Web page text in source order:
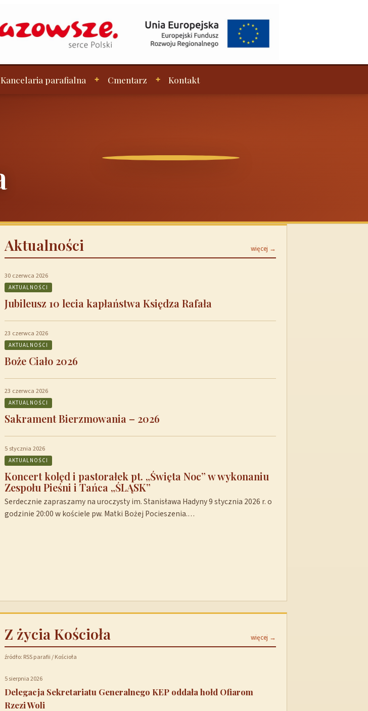
Kancelaria parafialna Cmentarz Kontakt
Aktualności więcej →
30 czerwca 2026
AKTUALNOŚCI
Jubileusz 10 lecia kapłaństwa Księdza Rafała
23 czerwca 2026
AKTUALNOŚCI
Boże Ciało 2026
23 czerwca 2026
AKTUALNOŚCI
Sakrament Bierzmowania – 2026
5 stycznia 2026
AKTUALNOŚCI
Koncert kolęd i pastorałek pt. „Święta Noc” w wykonaniu
Zespołu Pieśni i Tańca „ŚLĄSK”
Serdecznie zapraszamy na uroczysty im. Stanisława Hadyny 9 stycznia 2026 r. o
godzinie 20:00 w kościele pw. Matki Bożej Pocieszenia.…
Z życia Kościoła więcej →
źródło: RSS parafii / Kościoła
5 sierpnia 2026
Delegacja Sekretariatu Generalnego KEP oddała hołd Ofiarom
Rzezi Woli